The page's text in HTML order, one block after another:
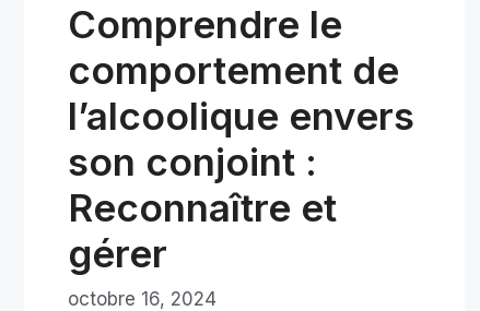
Comprendre le
comportement de
l’alcoolique envers
son conjoint :
Reconnaître et
gérer
octobre 16, 2024